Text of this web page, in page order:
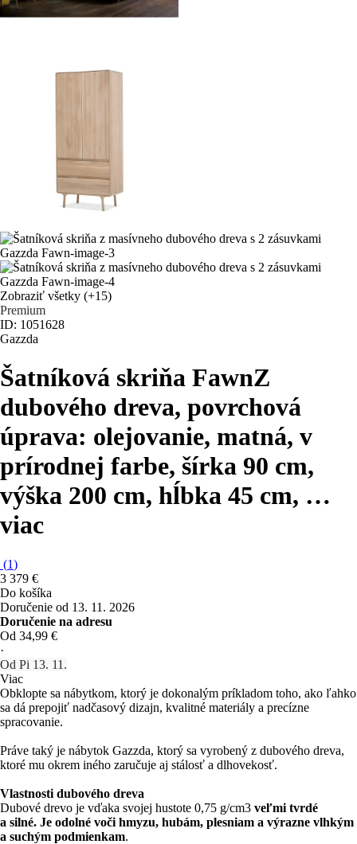
Zobraziť všetky (+15)
Premium
ID: 1051628
Gazzda
Šatníková skriňa FawnZ
dubového dreva, povrchová
úprava: olejovanie, matná, v
prírodnej farbe, šírka 90 cm,
výška 200 cm, hĺbka 45 cm, …
viac
(1)
3 379 €
Do košíka
Doručenie od 13. 11. 2026
Doručenie na adresu
Od 34,99 €
·
Od Pi 13. 11.
Viac
Obklopte sa nábytkom, ktorý je dokonalým príkladom toho, ako ľahko
sa dá prepojiť nadčasový dizajn, kvalitné materiály a precízne
spracovanie.
Práve taký je nábytok Gazzda, ktorý sa vyrobený z dubového dreva,
ktoré mu okrem iného zaručuje aj stálosť a dlhovekosť.
Vlastnosti dubového dreva
Dubové drevo je vďaka svojej hustote 0,75 g/cm3 veľmi tvrdé
a silné. Je odolné voči hmyzu, hubám, plesniam a výrazne vlhkým
a suchým podmienkam.